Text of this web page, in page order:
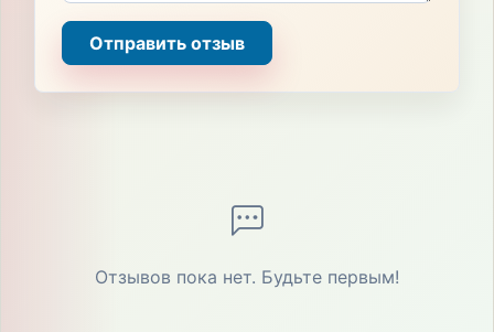
Отправить отзыв
Отзывов пока нет. Будьте первым!